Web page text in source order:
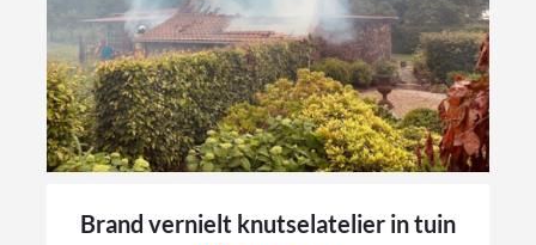
Brand vernielt knutselatelier in tuin